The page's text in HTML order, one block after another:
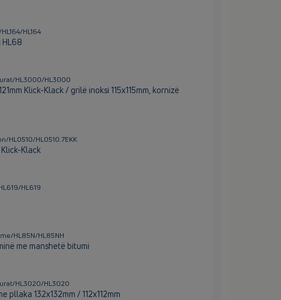
HL164
HL3000/HL3000
Klick-Klack / grilë inoksi 115x115mm, kornizë
HL0510/HL0510.7EKK
Klack
HL619
HL85N/HL85NH
me manshetë bitumi
HL3020/HL3020
pllaka 132x132mm / 112x112mm